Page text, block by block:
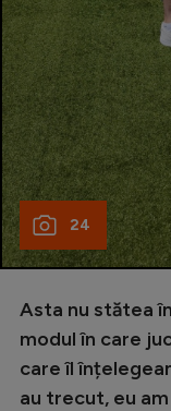
24
Asta nu stătea
modul în care
care îl
au trecut, eu